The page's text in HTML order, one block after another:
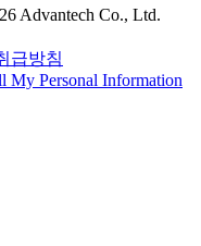
Advantech Co., Ltd.
급방침
My Personal Information